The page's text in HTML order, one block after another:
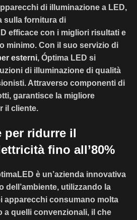
di illuminazione a LED,
sulla fornitura di
efficace con i migliori risultati e
minimo. Con il suo servizio di
esterni, Óptima LED si
di illuminazione di qualità
Attraverso componenti di
garantisce la migliore
il cliente.
per ridurre il
fino all’80%
è un’azienda innovativa
dell’ambiente, utilizzando la
apparecchi consumano molta
a quelli convenzionali, il che